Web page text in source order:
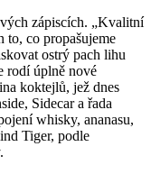
zápiscích. „Kvalitní
to, co propašujeme
ostrý pach lihu
rodí úplně nové
koktejlů, jež dnes
Sidecar a řada
whisky, ananasu,
Tiger, podle